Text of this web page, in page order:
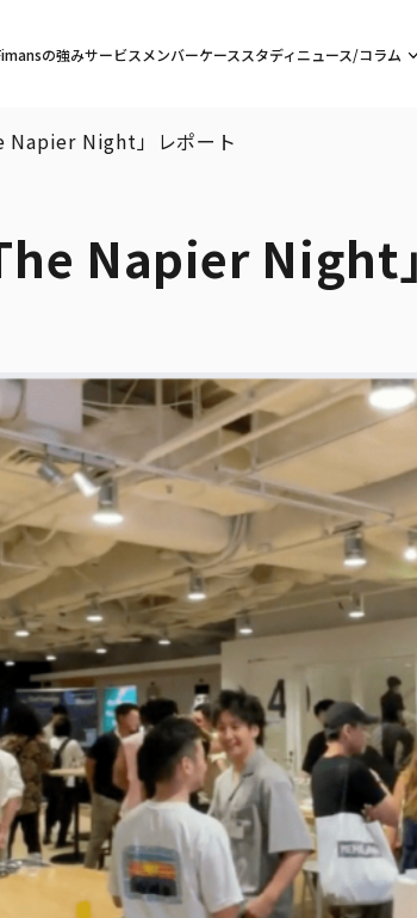
の強みサービス メンバーケーススタディニュース/コラム
Napier Night」レポート
Napier Night